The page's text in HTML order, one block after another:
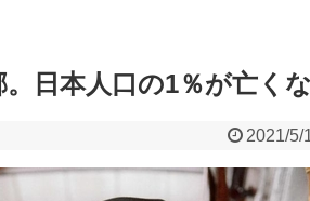
日本人口の1％が亡く
2021/5/